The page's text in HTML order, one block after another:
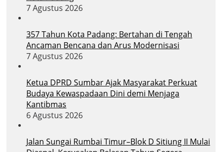
7 Agustus 2026
357 Tahun Kota Padang: Bertahan di Tengah
Ancaman Bencana dan Arus Modernisasi
7 Agustus 2026
Ketua DPRD Sumbar Ajak Masyarakat Perkuat
Budaya Kewaspadaan Dini demi Menjaga
Kantibmas
6 Agustus 2026
Jalan Sungai Rumbai Timur–Blok D Sitiung II Mulai